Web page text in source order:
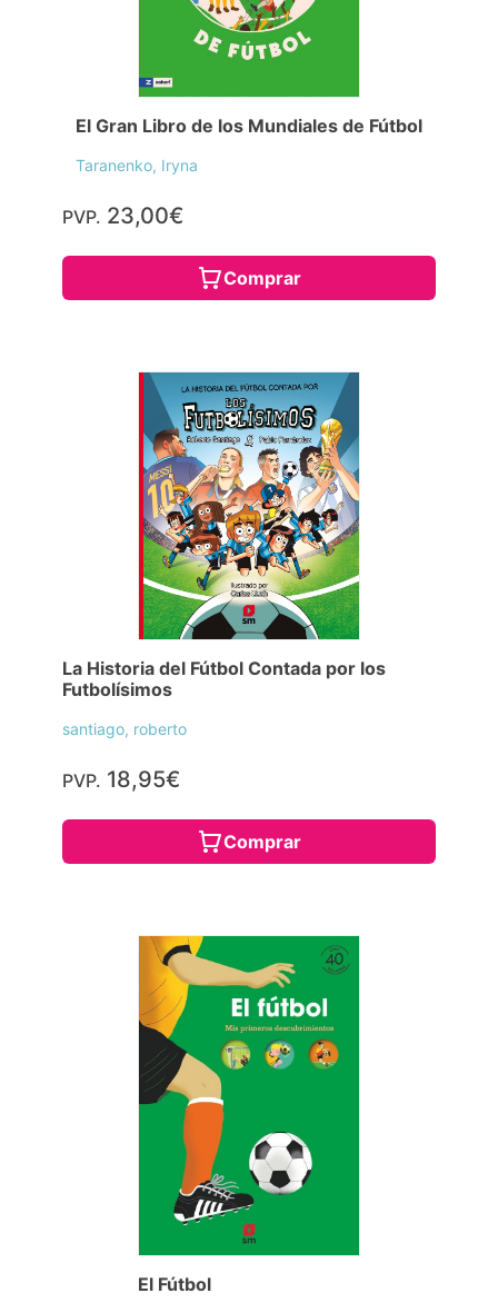
El Gran Libro de los Mundiales de Fútbol
Taranenko, Iryna
PVP. 23,00€
Comprar
La Historia del Fútbol Contada por los
Futbolísimos
santiago, roberto
PVP. 18,95€
Comprar
El Fútbol